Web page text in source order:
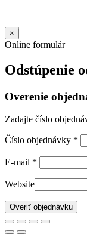
×
Online formulár
Odstúpenie
Overenie
Zadajte číslo
Číslo objednávky *
E-mail *
Website
Overiť objednávku